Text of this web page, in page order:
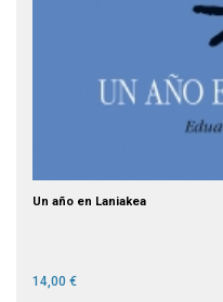
Un año en Laniakea
14,00 €